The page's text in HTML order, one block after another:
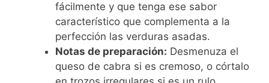
fácilmente y que tenga ese sabor
característico que complementa a la
perfección las verduras asadas.
Notas de preparación: Desmenuza el
queso de cabra si es cremoso, o córtalo